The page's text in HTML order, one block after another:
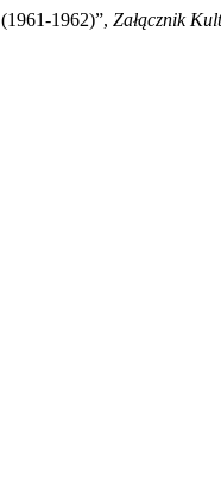
1962)”, Załącznik